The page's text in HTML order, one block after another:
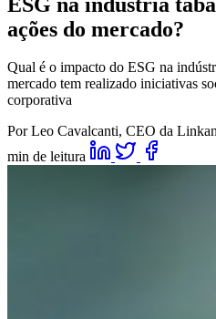
ações do mercado?
Qual é o impacto do ESG na
mercado tem realizado iniciativas
corporativa
Por Leo Cavalcanti, CEO da
min de leitura